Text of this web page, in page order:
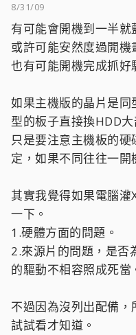
8/31/09
有可能會開機到一半就
或許可能安然度過開機
也有可能開機完成抓好
如果主機版的晶片是
型的板子直接換HDD大
只是要注意主機板的
定，如果不同往往一開
其實我覺得如果電腦
一下。
1.硬體方面的問題。
2.來源片的問題，是否
的驅動不相容照成死當
不過因為沒列出配備
試試看才知道。